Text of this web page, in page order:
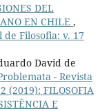
DEL
EN CHILE ,
Filosofia: v. 17
David de
- Revista
(2019): FILOSOFIA
E